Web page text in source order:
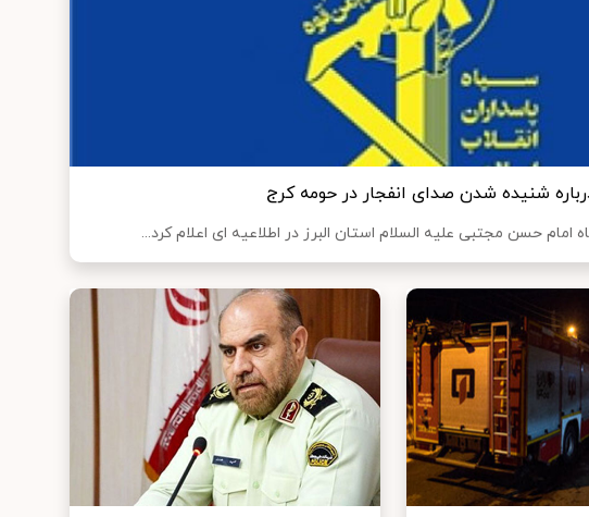
شنیده شدن صدای انفجار در حومه کرج
امام حسن مجتبی علیه السلام استان البرز در اطلاعیه ای اعلام کرد...